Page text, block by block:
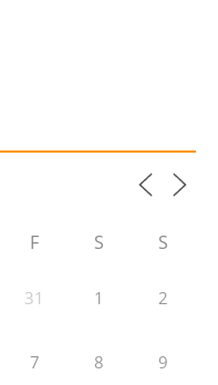
F S S
31 1 2
7 8 9